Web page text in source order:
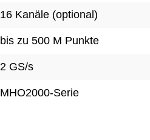
16 Kanäle (optional)
bis zu 500 M Punkte
2 GS/s
MHO2000-Serie